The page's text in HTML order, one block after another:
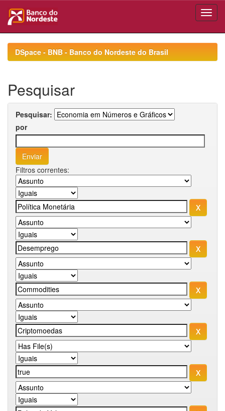
navigationDSpace - BNB - Banco do Nordeste do Brasil
Pesquisar
Pesquisar:
por
Filtros correntes: